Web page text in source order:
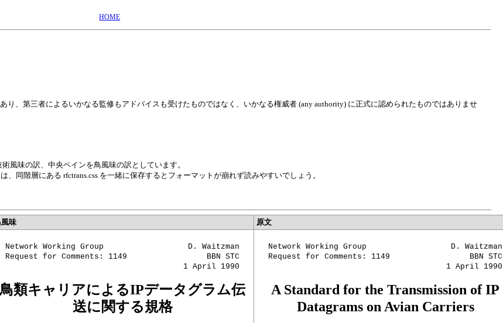
HOME
り、第三者によるいかなる監修もアドバイスも受けたものではなく、いかなる権威者 (any authority) に正式に認められたものではありませ
風味の訳、中央ペインを鳥風味の訳としています。
同階層にある rfctrans.css を一緒に保存するとフォーマットが崩れず読みやすいでしょう。
味 原文
Network Working Group                  D. Waitzman
Request for Comments: 1149                 BBN STC
                                      1 April 1990
鳥類キャリアによるIPデータグラム伝
送に関する規格
Network Working Group                  D. Waitzman
Request for Comments: 1149                 BBN STC
                                      1 April 1990
A Standard for the Transmission of IP
Datagrams on Avian Carriers